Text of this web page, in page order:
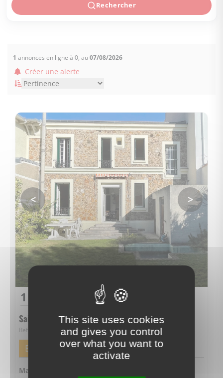
Rechercher
1 annonces en ligne à 0, au 07/08/2026
Créer une alerte
< >
Saint-Maurice
Ref. 66
E
Maison 6 Pièce(s) de 143m
1 670 000 €
This site uses cookies
and gives you control
over what you want to
activate